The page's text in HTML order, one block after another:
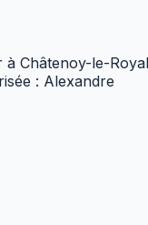
à Châtenoy-le-Royal
: Alexandre